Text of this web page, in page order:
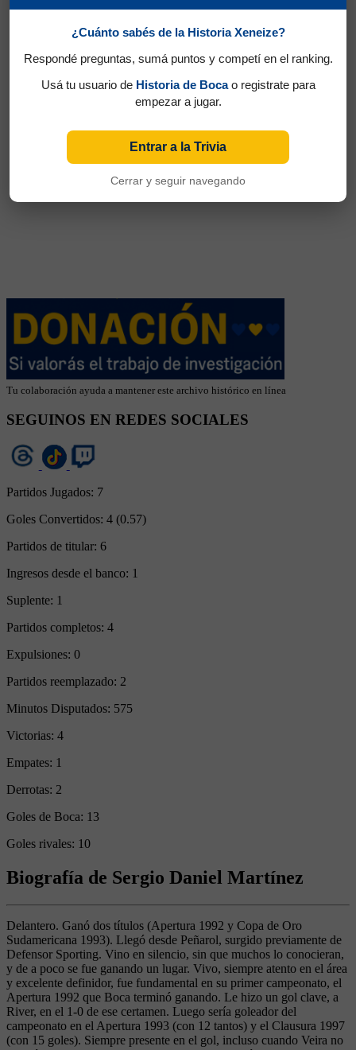
Tu colaboración ayuda a mantener este archivo histórico en línea
SEGUINOS EN REDES SOCIALES
Partidos Jugados: 7
Goles Convertidos: 4 (0.57)
Partidos de titular: 6
Ingresos desde el banco: 1
Suplente: 1
Partidos completos: 4
Expulsiones: 0
Partidos reemplazado: 2
Minutos Disputados: 575
Victorias: 4
Empates: 1
Derrotas: 2
Goles de Boca: 13
Goles rivales: 10
Biografía de Sergio Daniel Martínez
Delantero. Ganó dos títulos (Apertura 1992 y Copa de Oro
Sudamericana 1993). Llegó desde Peñarol, surgido previamente de
Defensor Sporting. Vino en silencio, sin que muchos lo conocieran,
y de a poco se fue ganando un lugar. Vivo, siempre atento en el área
y excelente definidor, fue fundamental en su primer campeonato, el
Apertura 1992 que Boca terminó ganando. Le hizo un gol clave, a
River, en el 1-0 de ese certamen. Luego sería goleador del
campeonato en el Apertura 1993 (con 12 tantos) y el Clausura 1997
(con 15 goles). Siempre presente en el gol, incluso cuando Veira no
¿Cuánto sabés de la Historia Xeneize?
Respondé preguntas, sumá puntos y competí en el ranking.
Usá tu usuario de Historia de Bocao registrate para
empezar a jugar.
Entrar a la Trivia
Cerrar y seguir navegando